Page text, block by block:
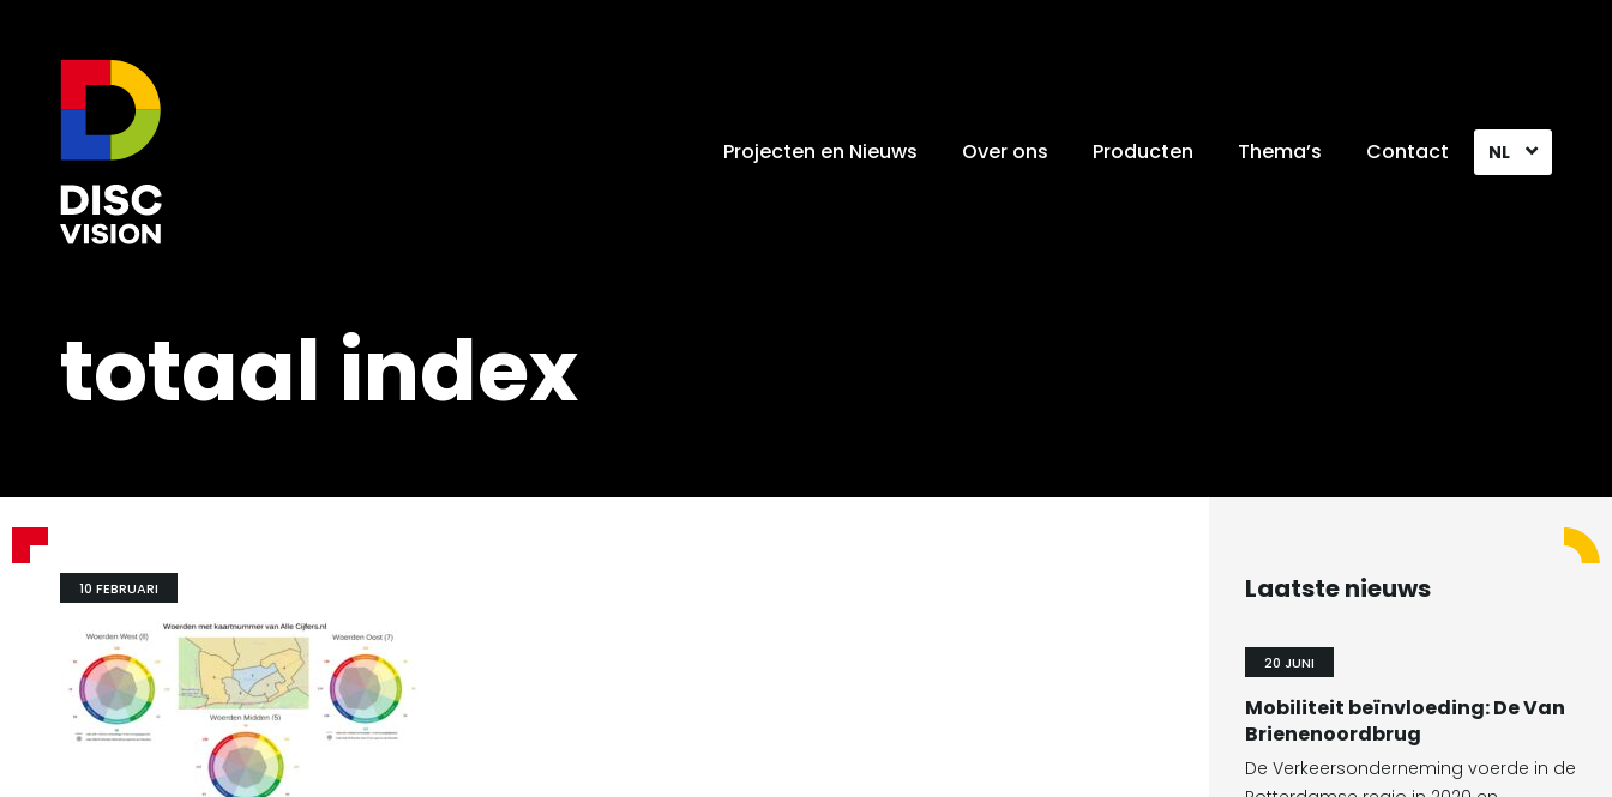
Projecten en Nieuws Over ons Producten Thema’s Contact NL
totaal index
10 FEBRUARI Laatste nieuws
20 JUNI
Mobiliteit beïnvloeding: De Van
Brienenoordbrug
De Verkeersonderneming voerde in de